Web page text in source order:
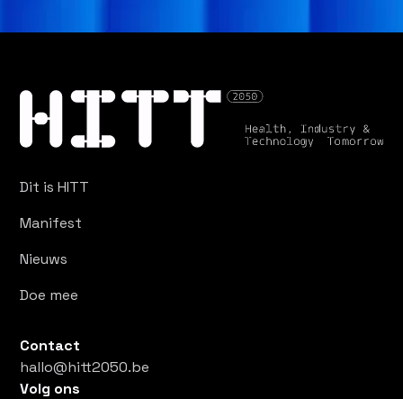
Dit is HITT
Manifest
Nieuws
Doe mee
Contact
hallo@hitt2050.be
Volg ons